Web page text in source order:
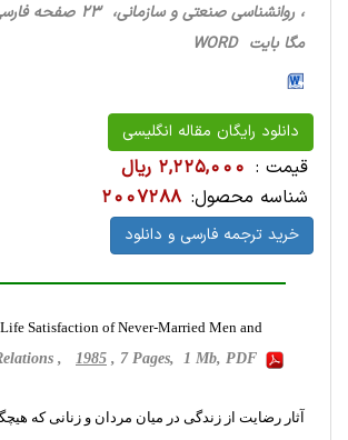
مگا بایت WORD
دانلود رایگان مقاله انگلیسی
قیمت : 2,225,000 ریال
شناسه محصول: 2007288
خرید ترجمه فارسی و دانلود
Satisfaction of Never-Married Men and
, 1985 , 7 Pages, 1 Mb, PDF
آثار رضایت از زندگی در میان مردان و زنانی که